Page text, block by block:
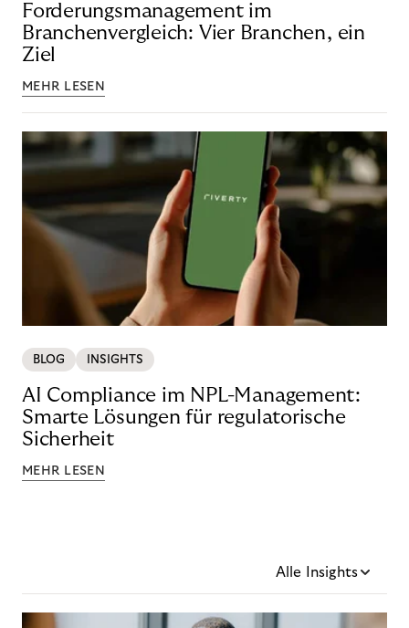
Forderungsmanagement im
Branchenvergleich: Vier Branchen, ein
Ziel
MEHR LESEN
BLOG INSIGHTS
AI Compliance im NPL-Management:
Smarte Lösungen für regulatorische
Sicherheit
MEHR LESEN
Alle Insights